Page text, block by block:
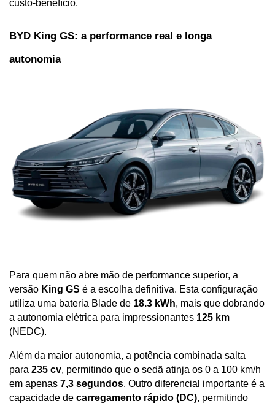
custo-benefício.
BYD King GS: a performance real e longa
autonomia
Para quem não abre mão de performance superior, a
versão King GS é a escolha definitiva. Esta configuração
utiliza uma bateria Blade de 18.3 kWh, mais que dobrando
a autonomia elétrica para impressionantes 125 km
(NEDC).
Além da maior autonomia, a potência combinada salta
para 235 cv, permitindo que o sedã atinja os 0 a 100 km/h
em apenas 7,3 segundos. Outro diferencial importante é a
capacidade de carregamento rápido (DC), permitindo